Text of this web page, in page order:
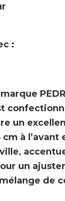
:
un
cm à l’avant
un
de